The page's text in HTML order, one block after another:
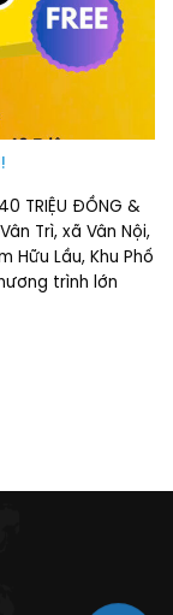
TRIỆU ĐỒNG &
Trì, xã Vân Nội,
Hữu Lầu, Khu Phố
trình lớn